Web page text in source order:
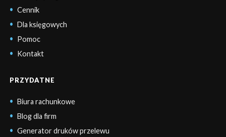
Cennik
Dla księgowych
Pomoc
Kontakt
PRZYDATNE
Biura rachunkowe
Blog dla firm
Generator druków przelewu